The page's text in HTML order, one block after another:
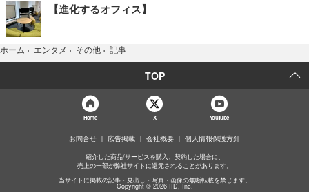
【進化するオフィス】
ホーム › エンタメ › その他 › 記事
TOP
Home X YouTube
お問合せ 広告掲載 会社概要 個人情報保護方針
紹介した商品/サービスを購入、契約した場合に、
売上の一部が弊社サイトに還元されることがあります。
当サイトに掲載の記事・見出し・写真・画像の無断転載を禁じます。
Copyright © 2026 IID, Inc.